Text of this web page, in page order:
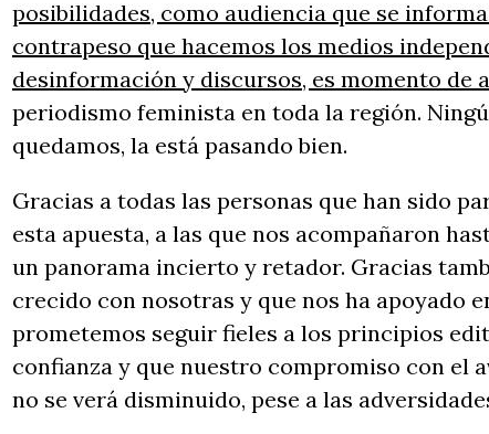
posibilidades, como audiencia que se
contrapeso que hacemos los medios
desinformación y discursos, es momento de
periodismo feminista en toda la región.
quedamos, la está pasando bien.
Gracias a todas las personas que han sido
esta apuesta, a las que nos acompañaron
un panorama incierto y retador. Gracias
crecido con nosotras y que nos ha apoyado
prometemos seguir fieles a los principios
confianza y que nuestro compromiso con el
no se verá disminuido, pese a las